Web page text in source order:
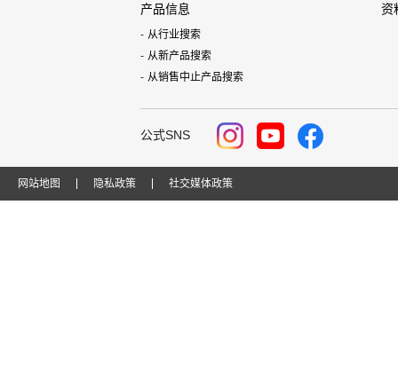
产品信息
从行业搜索
从新产品搜索
从销售中止产品搜索
资
公式SNS
网站地图 隐私政策 社交媒体政策